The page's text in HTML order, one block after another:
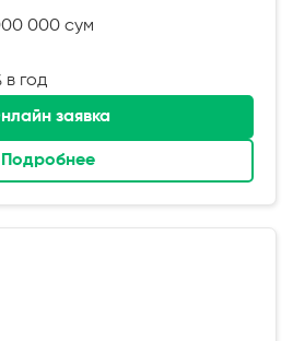
000 сум
в год
заявка
Подробнее